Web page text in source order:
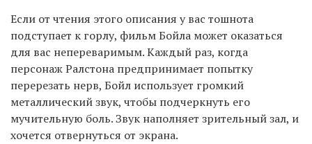
Если от чтения этого описания у вас тошнота
подступает к горлу, фильм Бойла может оказаться
для вас непереваримым. Каждый раз, когда
персонаж Ралстона предпринимает попытку
перерезать нерв, Бойл использует громкий
металлический звук, чтобы подчеркнуть его
мучительную боль. Звук наполняет зрительный зал, и
хочется отвернуться от экрана.